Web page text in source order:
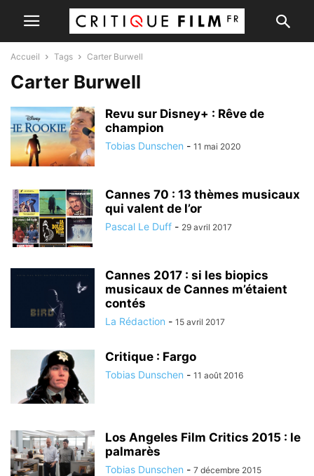
Accueil Tags Carter Burwell
Carter Burwell
Revu sur Disney+ : Rêve de
champion
Tobias Dunschen - 11 mai 2020
Cannes 70 : 13 thèmes musicaux
qui valent de l’or
Pascal Le Duff - 29 avril 2017
Cannes 2017 : si les biopics
musicaux de Cannes m’étaient
contés
La Rédaction - 15 avril 2017
Critique : Fargo
Tobias Dunschen - 11 août 2016
Los Angeles Film Critics 2015 : le
palmarès
Tobias Dunschen - 7 décembre 2015